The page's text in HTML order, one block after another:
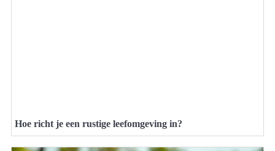
Hoe richt je een rustige leefomgeving in?